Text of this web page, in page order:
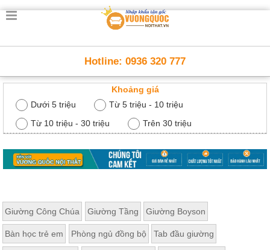
Trang
Thông
thông
Nội
Thất
tầng,
bàn
học, tủ
sách
Hotline: 0936 320 777
Khoảng giá
Dưới 5 triệu
Từ 5 triệu - 10 triệu
Từ 10 triệu - 30 triệu
Trên 30 triệu
Giường Công Chúa Giường Tầng Giường Boyson
Bàn học trẻ em Phòng ngủ đồng bộ Tab đầu giường